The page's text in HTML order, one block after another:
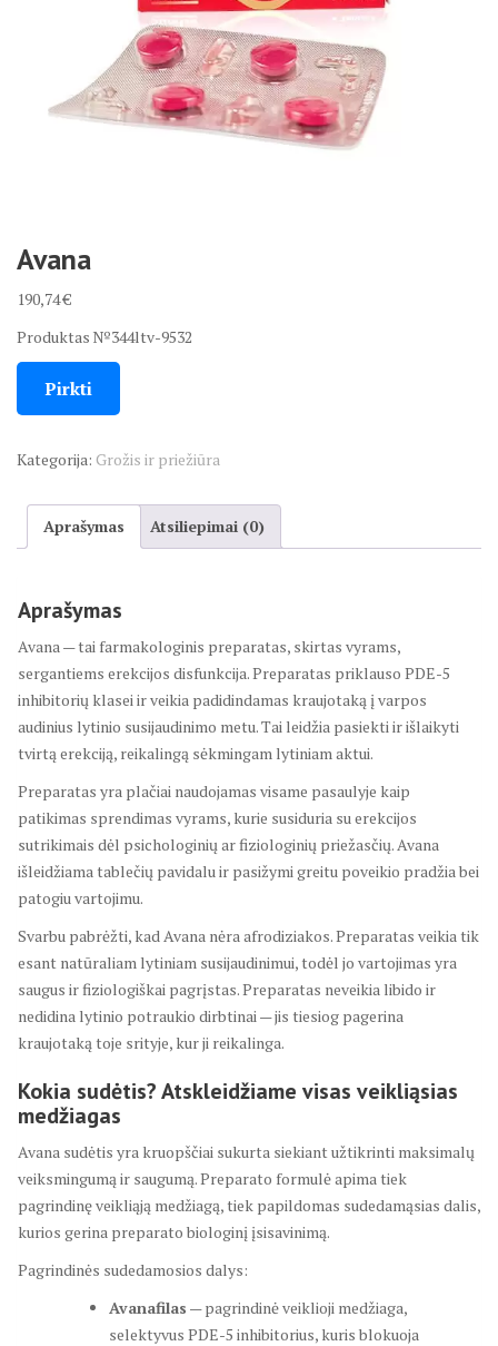
Avana
190,74€
Produktas №344ltv-9532
Pirkti
Kategorija: Grožis ir priežiūra
Aprašymas Atsiliepimai (0)
Aprašymas
Avana — tai farmakologinis preparatas, skirtas vyrams,
sergantiems erekcijos disfunkcija. Preparatas priklauso PDE-5
inhibitorių klasei ir veikia padidindamas kraujotaką į varpos
audinius lytinio susijaudinimo metu. Tai leidžia pasiekti ir išlaikyti
tvirtą erekciją, reikalingą sėkmingam lytiniam aktui.
Preparatas yra plačiai naudojamas visame pasaulyje kaip
patikimas sprendimas vyrams, kurie susiduria su erekcijos
sutrikimais dėl psichologinių ar fiziologinių priežasčių. Avana
išleidžiama tablečių pavidalu ir pasižymi greitu poveikio pradžia bei
patogiu vartojimu.
Svarbu pabrėžti, kad Avana nėra afrodiziakos. Preparatas veikia tik
esant natūraliam lytiniam susijaudinimui, todėl jo vartojimas yra
saugus ir fiziologiškai pagrįstas. Preparatas neveikia libido ir
nedidina lytinio potraukio dirbtinai — jis tiesiog pagerina
kraujotaką toje srityje, kur ji reikalinga.
Kokia sudėtis? Atskleidžiame visas veikliąsias
medžiagas
Avana sudėtis yra kruopščiai sukurta siekiant užtikrinti maksimalų
veiksmingumą ir saugumą. Preparato formulė apima tiek
pagrindinę veikliąją medžiagą, tiek papildomas sudedamąsias dalis,
kurios gerina preparato biologinį įsisavinimą.
Pagrindinės sudedamosios dalys:
Avanafilas — pagrindinė veiklioji medžiaga,
selektyvus PDE-5 inhibitorius, kuris blokuoja